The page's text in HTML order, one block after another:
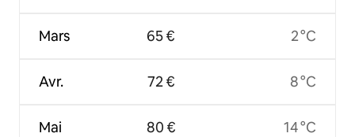
Mars
Avr.
Mai
65 €
72 €
80 €
2 °C
8 °C
14 °C